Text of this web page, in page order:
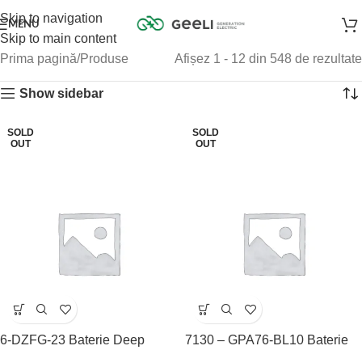
Skip to navigation
Skip to main content
MENU
Prima pagină Produse Afișez 1 - 12 din 548 de rezultate
Show sidebar
SOLD
OUT
6-DZFG-23 Baterie Deep
SOLD
OUT
7130 – GPA76-BL10 Baterie